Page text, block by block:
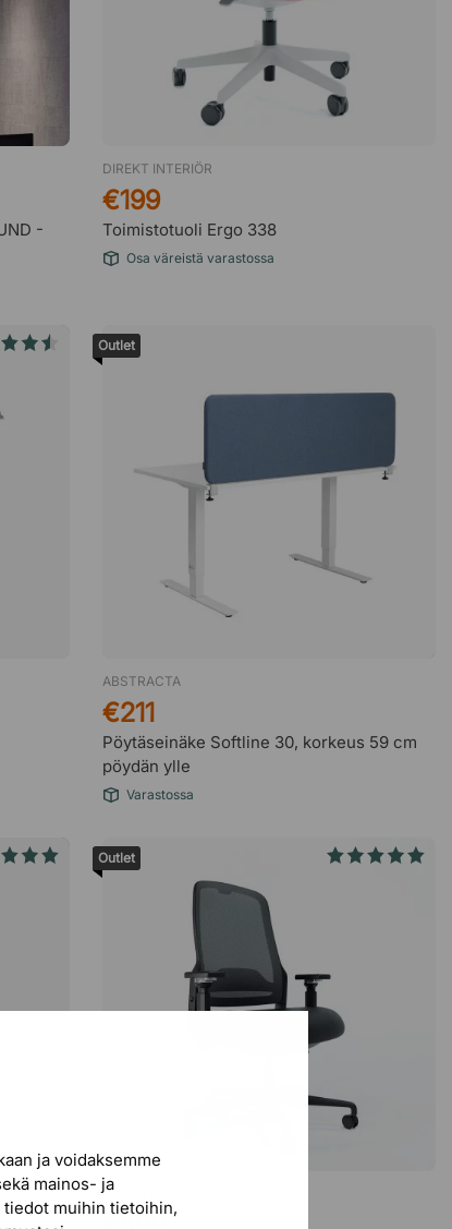
ja voidaksemme
mainos- ja
tiedot muihin tietoihin,
-
DIREKT INTERIÖR
Toimistotuoli Ergo 338
€199
Osa väreistä varastossa
Outlet
ABSTRACTA
Pöytäseinäke Softline 30, korkeus 59 cm
pöydän ylle
€211
Varastossa
Outlet
BRIZLEY